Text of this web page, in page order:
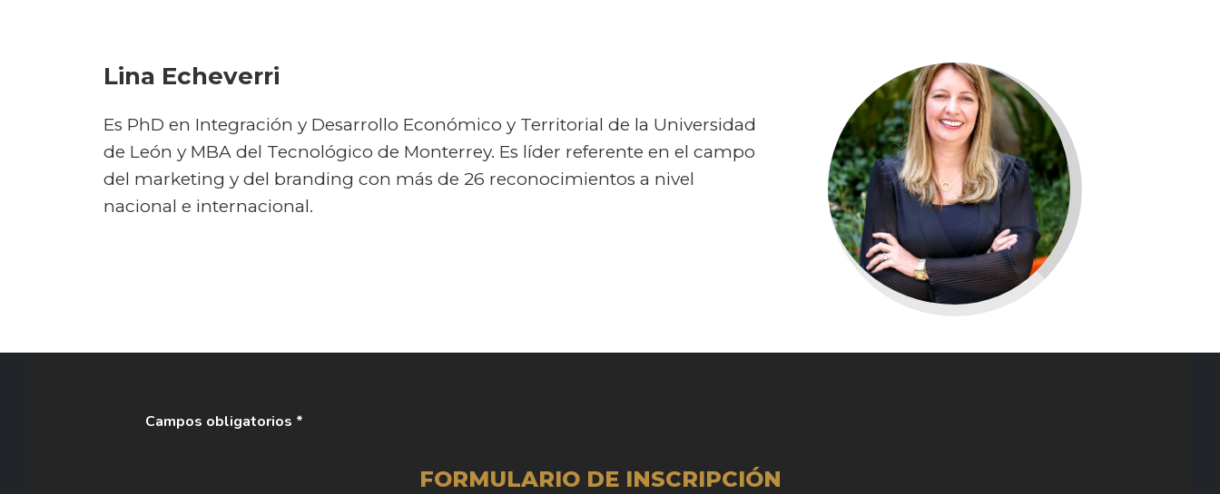
Lina Echeverri
Es PhD en Integración y Desarrollo Económico y Territorial de la Universidad
de León y MBA del Tecnológico de Monterrey. Es líder referente en el campo
del marketing y del branding con más de 26 reconocimientos a nivel
nacional e internacional.
Campos obligatorios *
FORMULARIO DE INSCRIPCIÓN